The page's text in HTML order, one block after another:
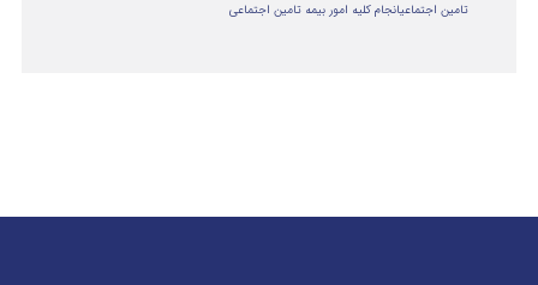
تامین اجتماعیانجام کلیه امور بیمه تامین اجتماعی